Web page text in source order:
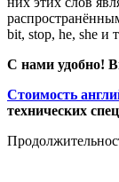
bit, stop, he, she и
С нами удобно!
Стоимость
технических